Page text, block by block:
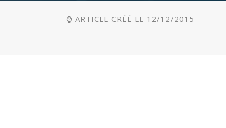
⌚ ARTICLE CRÉÉ LE 12/12/2015